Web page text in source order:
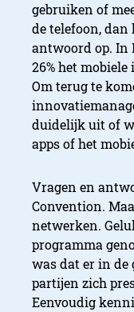
gebruiken of
de telefoon, dan
antwoord op. In
26% het
Om terug te
duidelijk uit of
apps of het
Vragen en
Convention.
netwerken.
programma
was dat er in de
partijen zich
Eenvoudig